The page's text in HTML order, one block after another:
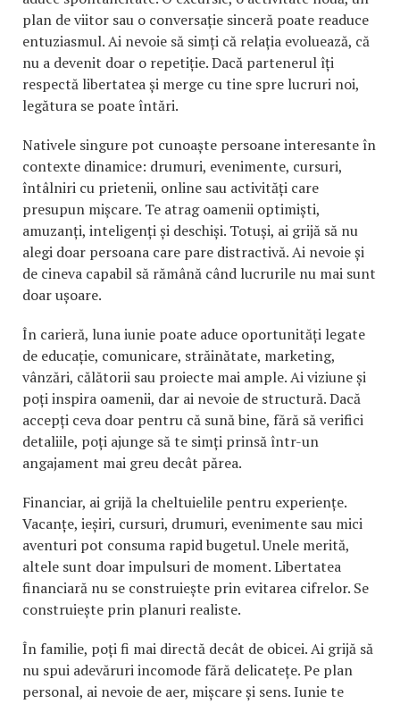
plan de viitor sau o conversație sinceră poate readuce
entuziasmul. Ai nevoie să simți că relația evoluează, că
nu a devenit doar o repetiție. Dacă partenerul îți
respectă libertatea și merge cu tine spre lucruri noi,
legătura se poate întări.
Nativele singure pot cunoaște persoane interesante în
contexte dinamice: drumuri, evenimente, cursuri,
întâlniri cu prietenii, online sau activități care
presupun mișcare. Te atrag oamenii optimiști,
amuzanți, inteligenți și deschiși. Totuși, ai grijă să nu
alegi doar persoana care pare distractivă. Ai nevoie și
de cineva capabil să rămână când lucrurile nu mai sunt
doar ușoare.
În carieră, luna iunie poate aduce oportunități legate
de educație, comunicare, străinătate, marketing,
vânzări, călătorii sau proiecte mai ample. Ai viziune și
poți inspira oamenii, dar ai nevoie de structură. Dacă
accepți ceva doar pentru că sună bine, fără să verifici
detaliile, poți ajunge să te simți prinsă într-un
angajament mai greu decât părea.
Financiar, ai grijă la cheltuielile pentru experiențe.
Vacanțe, ieșiri, cursuri, drumuri, evenimente sau mici
aventuri pot consuma rapid bugetul. Unele merită,
altele sunt doar impulsuri de moment. Libertatea
financiară nu se construiește prin evitarea cifrelor. Se
construiește prin planuri realiste.
În familie, poți fi mai directă decât de obicei. Ai grijă să
nu spui adevăruri incomode fără delicatețe. Pe plan
personal, ai nevoie de aer, mișcare și sens. Iunie te